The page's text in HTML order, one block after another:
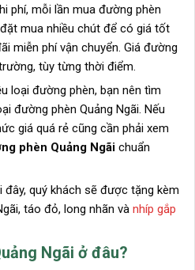
phí, mỗi lần mua đường phèn
mua nhiều chút để có giá tốt
miễn phí vận chuyển. Giá đường
tùy từng thời điểm.
loại đường phèn, bạn nên tìm
đường phèn Quảng Ngãi. Nếu
giá quá rẻ cũng cần phải xem
phèn Quảng Ngãi chuẩn
đây, quý khách sẽ được tặng kèm
táo đỏ, long nhãn và nhíp gắp
Ngãi ở đâu?